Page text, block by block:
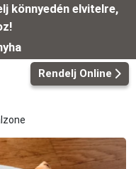
könnyedén elvitelre,
Rendelj Online